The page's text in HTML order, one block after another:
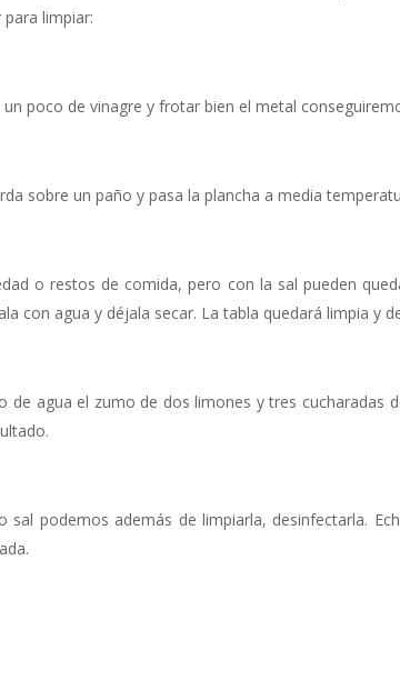
limpiar:
poco de vinagre y frotar bien el metal
sobre un paño y pasa la plancha a media
o restos de comida, pero con la sal pueden
con agua y déjala secar. La tabla quedará limpia y
agua el zumo de dos limones y tres
podemos además de limpiarla, desinfectarla.